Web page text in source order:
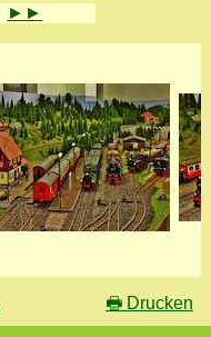
►►
🖶 Drucken